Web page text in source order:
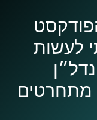
הפודקסט
לעשות
מתחרטים